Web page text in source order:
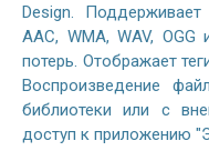
Design.
AAC, WMA, WAV,
потерь. Отображает
Воспроизведение
библиотеки или с
доступ к приложению